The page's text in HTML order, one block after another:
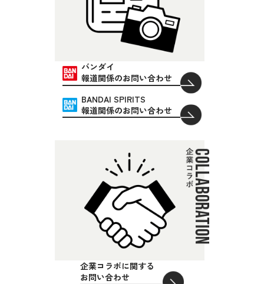
バンダイ
報道関係のお問い合わせ
BANDAI SPIRITS
報道関係のお問い合わせ
企業コラボに関する
お問い合わせ